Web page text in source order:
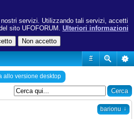
nostri servizi. Utilizzando tali servizi, accetti
sito UFOFORUM. Ulteriori informazioni
#
allo versione desktop
barionu ↓